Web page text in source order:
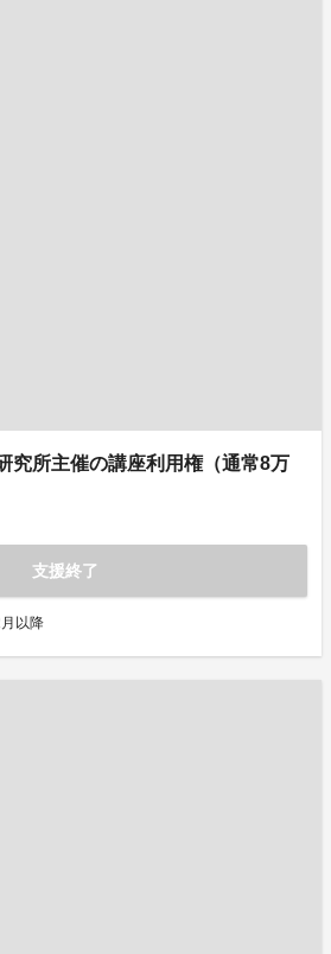
究所主催の講座利用権（通常8万
支援終了
以降